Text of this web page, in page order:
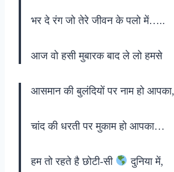
भर दे रंग जो तेरे जीवन के पलो में…..
आज वो हसी मुबारक बाद ले लो हमसे
आसमान की बुलंदियों पर नाम हो आपका,
चांद की धरती पर मुकाम हो आपका…
हम तो रहते है छोटी-सी दुनिया में,